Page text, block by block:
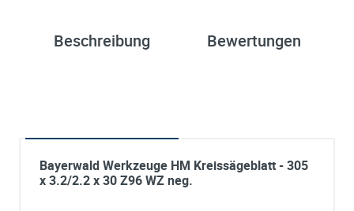
Beschreibung Bewertungen
Bayerwald Werkzeuge HM Kreissägeblatt - 305
x 3.2/2.2 x 30 Z96 WZ neg.